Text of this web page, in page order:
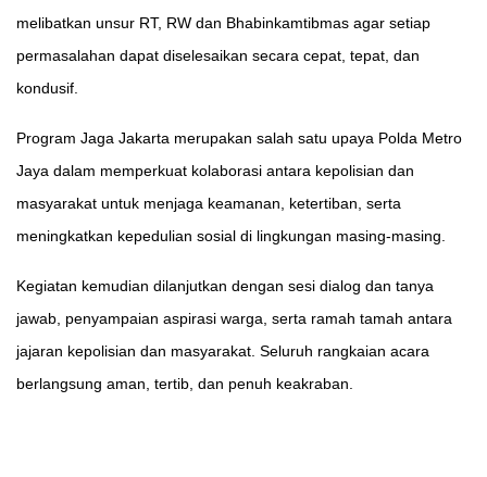
melibatkan unsur RT, RW dan Bhabinkamtibmas agar setiap
permasalahan dapat diselesaikan secara cepat, tepat, dan
kondusif.
Program Jaga Jakarta merupakan salah satu upaya Polda Metro
Jaya dalam memperkuat kolaborasi antara kepolisian dan
masyarakat untuk menjaga keamanan, ketertiban, serta
meningkatkan kepedulian sosial di lingkungan masing-masing.
Kegiatan kemudian dilanjutkan dengan sesi dialog dan tanya
jawab, penyampaian aspirasi warga, serta ramah tamah antara
jajaran kepolisian dan masyarakat. Seluruh rangkaian acara
berlangsung aman, tertib, dan penuh keakraban.